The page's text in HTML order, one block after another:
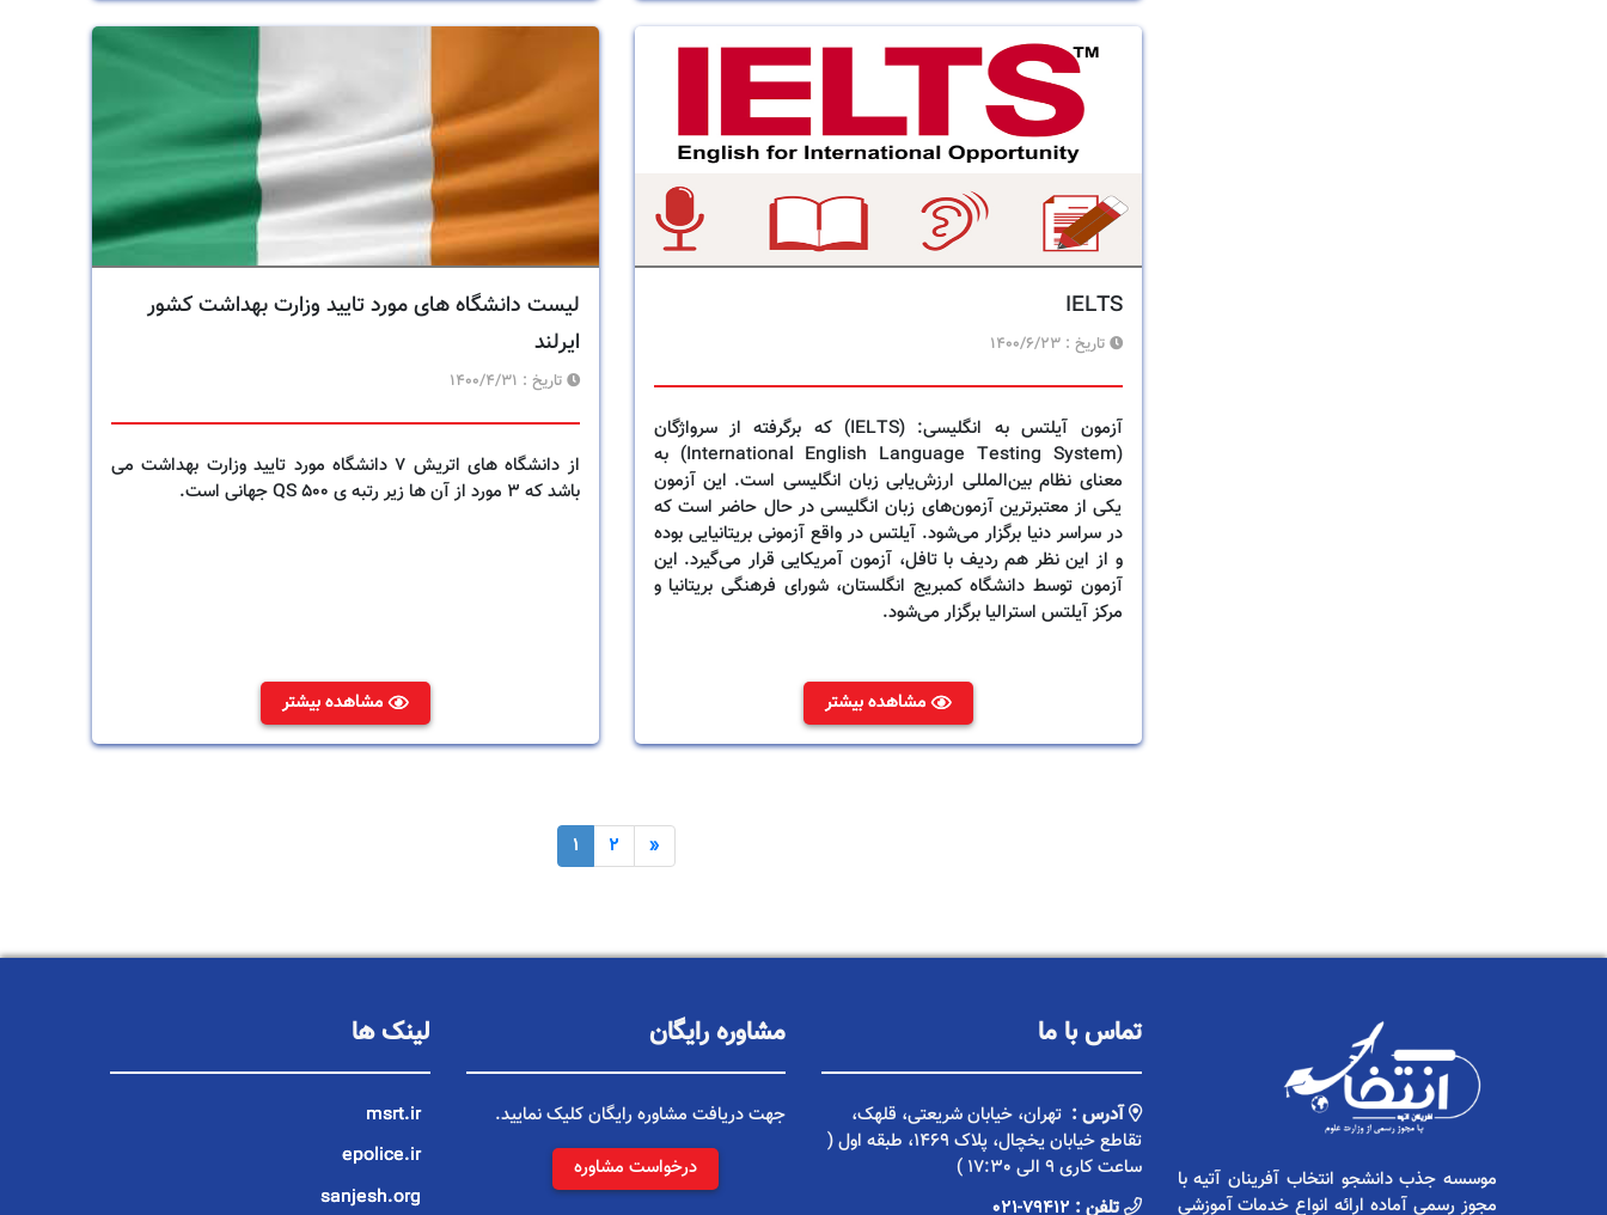
IELTS
تاریخ :1400/6/23
آزمون آیلتس به انگلیسی: (IELTS) که برگرفته از سرواژگان
(International English Language Testing System) به
معنای نظام بین‌المللی ارزش‌یابی زبان انگلیسی است. این آزمون
یکی از معتبرترین آزمون‌های زبان انگلیسی در حال حاضر است که
در سراسر دنیا برگزار می‌شود. آیلتس در واقع آزمونی بریتانیایی بوده
و از این نظر هم ردیف با تافل، آزمون آمریکایی قرار می‌گیرد. این
آزمون توسط دانشگاه کمبریج انگلستان، شورای فرهنگی بریتانیا و
مرکز آیلتس استرالیا برگزار می‌شود.
مشاهده بیشتر
لیست دانشگاه های مورد تایید وزارت بهداشت کشور
ایرلند
تاریخ : 1400/4/31
از دانشگاه های اتریش 7 دانشگاه مورد تایید وزارت بهداشت می
باشد که 3 مورد از آن ها زیر رتبه ی 500 QS جهانی است.
مشاهده بیشتر
1 2 »
موسسه جذب دانشجو انتخاب آفرینان آتیه با
مجوز رسمی آماده ارائه انواع خدمات آموزشی
تماس با ما
آدرس : تهران، خیابان شریعتی، قلهک،
تقاطع خیابان یخچال، پلاک 1469، طبقه اول (
ساعت کاری 9 الی 17:30 )
تلفن : 021-79412
مشاوره رایگان
جهت دریافت مشاوره رایگان کلیک نمایید.
درخواست مشاوره
لینک ها
msrt.ir
epolice.ir
sanjesh.org